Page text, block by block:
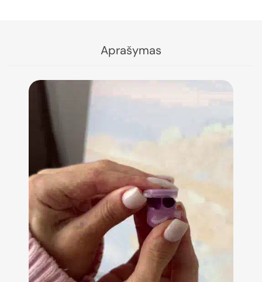
Aprašymas